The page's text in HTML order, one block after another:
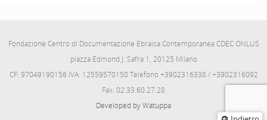
Fondazione Centro di Documentazione Ebraica Contemporanea CDEC ONLUS
piazza Edmond J. Safra 1, 20125 Milano
CF: 97049190156 IVA: 12559570150 Telefono +3902316338 / +3902316092
Fax: 02.33.60.27.28
Developed by Watuppa